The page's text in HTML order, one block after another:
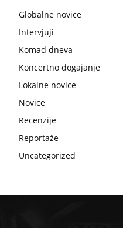
Globalne novice
Intervjuji
Komad dneva
Koncertno dogajanje
Lokalne novice
Novice
Recenzije
Reportaže
Uncategorized